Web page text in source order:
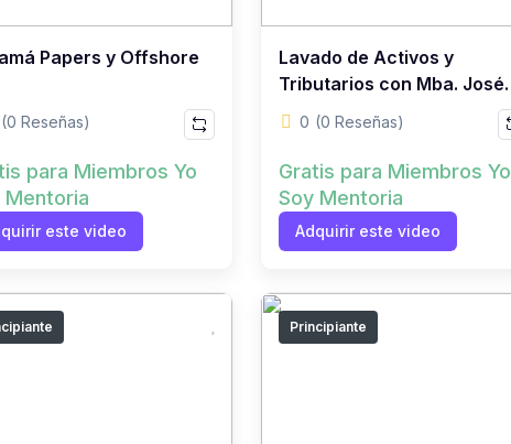
Papers y Offshore
(0 Reseñas)
para Miembros Yo
Mentoria
este video
Lavado de Activos y
Tributarios con Mba. José
Verona
0 (0 Reseñas)
Gratis para Miembros Yo
Soy Mentoria
Adquirir este video
Principiante